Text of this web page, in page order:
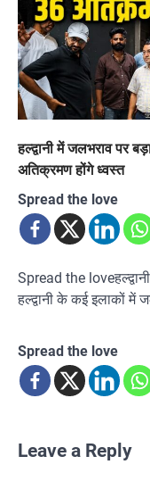
हल्द्वानी में जलभराव पर
अतिक्रमण होंगे ध्वस्त
Spread the love
Spread the
हल्द्वानी के कई इलाकों में
Spread the love
Leave a Reply